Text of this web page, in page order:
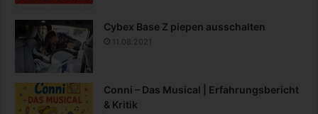
Cybex Base Z piepen ausschalten
11.08.2021
Conni – Das Musical | Erfahrungsbericht
& Kritik